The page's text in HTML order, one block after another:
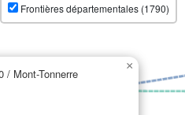
/ Mont-Tonnerre
×
Frontières départementales (1790)